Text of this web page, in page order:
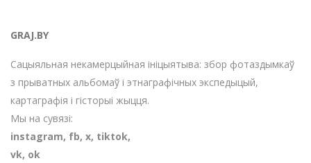
GRAJ.BY
Сацыяльная некамерцыйная ініцыятыва: збор фотаздымкаў
з прыватных альбомаў і этнаграфічных экспедыцый,
картаграфія і гісторыі жыцця.
Мы на сувязі:
instagram, fb, х, tiktok,
vk, ok